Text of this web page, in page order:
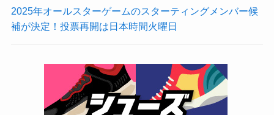
2025年オールスターゲームのスターティングメンバー候
補が決定！投票再開は日本時間火曜日